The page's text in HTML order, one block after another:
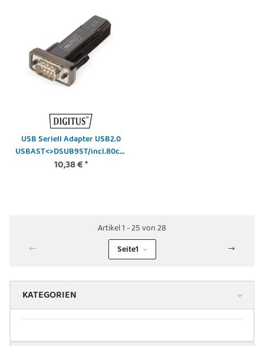
USB Seriell Adapter USB2.0
USBAST<>DSUB9ST/incl.80cm
Kab
10,38 €*
Artikel 1 - 25 von 28
Seite1
KATEGORIEN